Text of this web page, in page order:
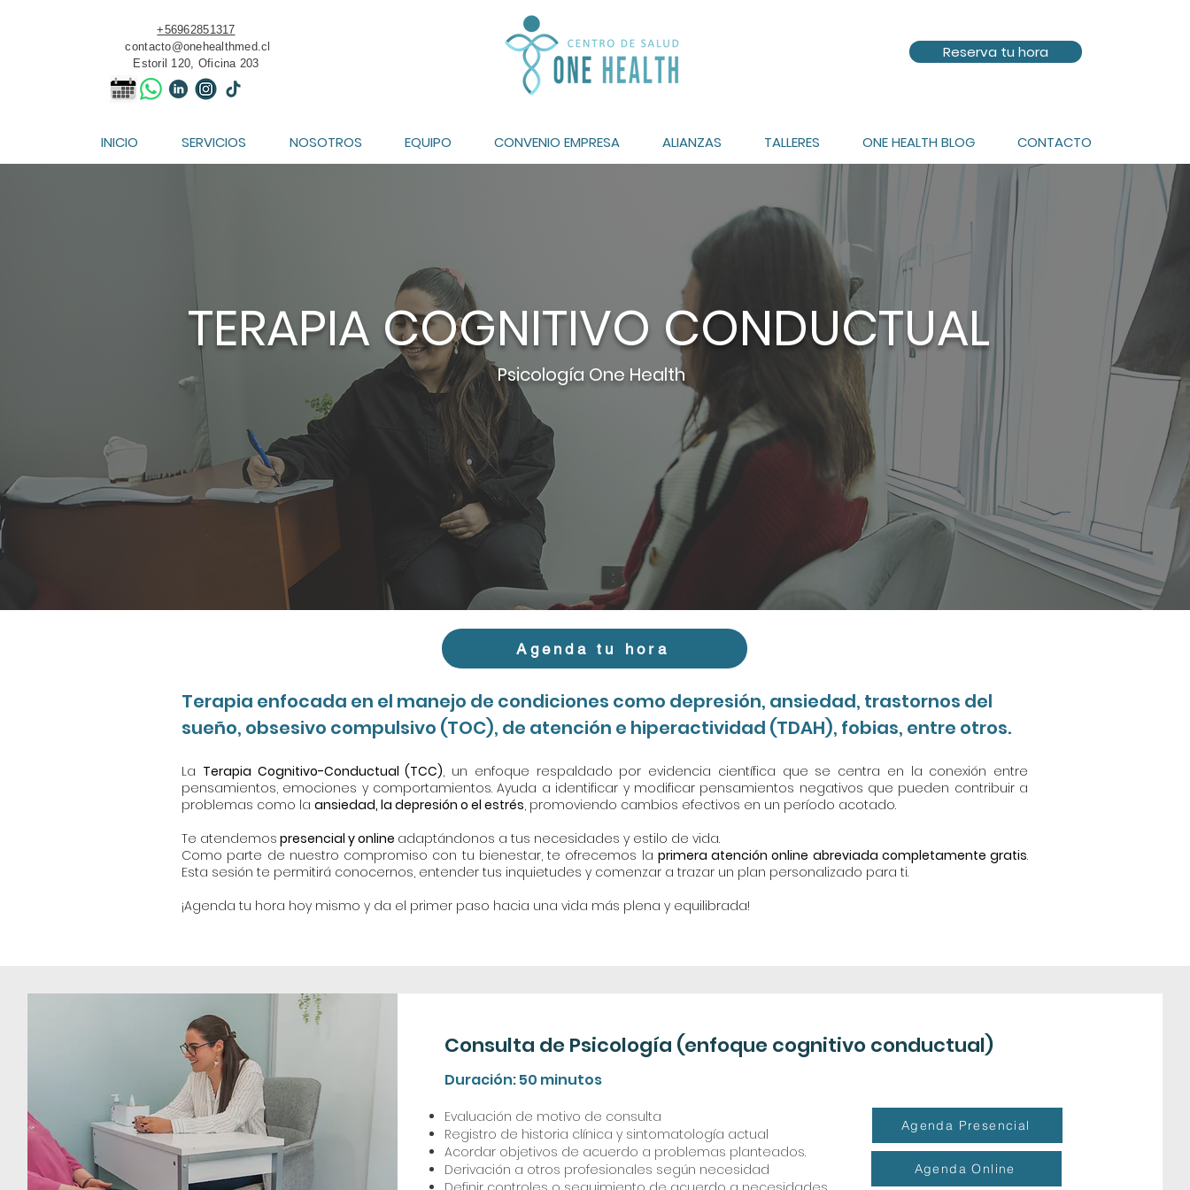
+56962851317
contacto@onehealthmed.cl
Estoril 120, Oficina 203
Reserva tu hora
INICIO SERVICIOS NOSOTROS EQUIPO CONVENIO EMPRESA ALIANZAS TALLERES ONE HEALTH BLOG CONTACTO
TERAPIA COGNITIVO CONDUCTUAL
Psicología One Health
Agenda tu hora
Terapia enfocada en el manejo de condiciones como depresión, ansiedad, trastornos del
sueño, obsesivo compulsivo (TOC), de atención e hiperactividad (TDAH), fobias, entre otros.
La Terapia Cognitivo-Conductual (TCC), un enfoque respaldado por evidencia científica que se centra en la conexión entre
pensamientos, emociones y comportamientos. Ayuda a identificar y modificar pensamientos negativos que pueden contribuir a
problemas como la ansiedad, la depresión o el estrés, promoviendo cambios efectivos en un período acotado.
Te atendemos presencial y online adaptándonos a tus necesidades y estilo de vida.
Como parte de nuestro compromiso con tu bienestar, te ofrecemos la primera atención online abreviada completamente gratis.
Esta sesión te permitirá conocernos, entender tus inquietudes y comenzar a trazar un plan personalizado para ti.
¡Agenda tu hora hoy mismo y da el primer paso hacia una vida más plena y equilibrada!
Consulta de Psicología (enfoque cognitivo conductual)
Duración: 50 minutos ​
Evaluación de motivo de consulta
Registro de historia clínica y sintomatología actual
Acordar objetivos de acuerdo a problemas planteados.
Derivación a otros profesionales según necesidad
Agenda Presencial
Agenda Online